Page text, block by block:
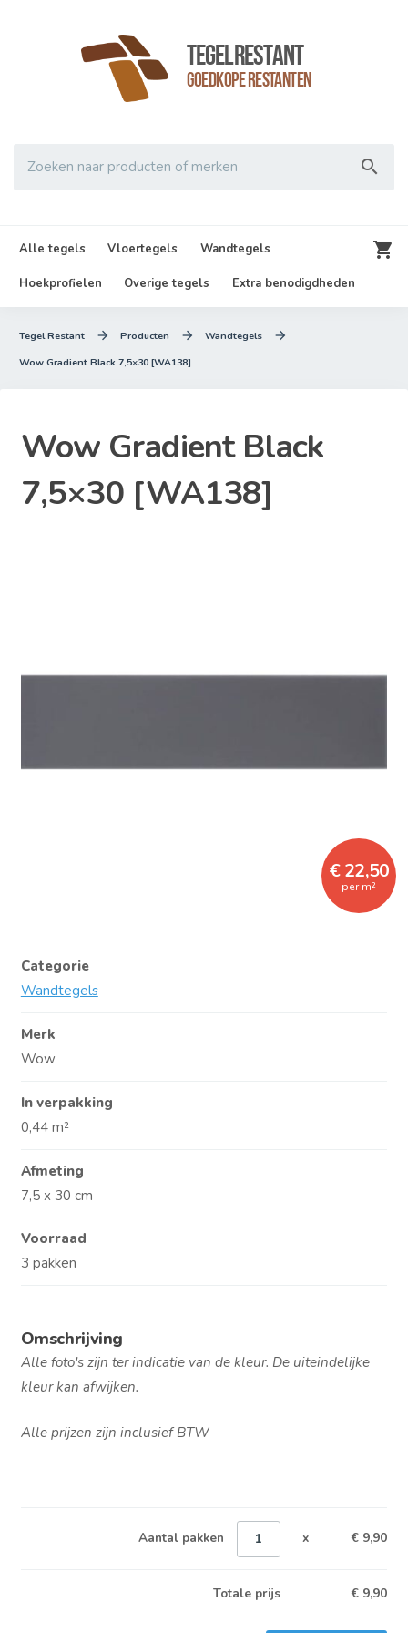
TegelRestant
Goedkope Restanten

Zoeken naar producten of merken
Alle tegels Vloertegels Wandtegels
Hoekprofielen Overige tegels Extra benodigdheden

Tegel Restant  Producten  Wandtegels 
Wow Gradient Black 7,5×30 [WA138]
Wow Gradient Black
7,5×30 [WA138]
€ 22,50
per m²
Categorie
Wandtegels
Merk
Wow
In verpakking
0,44 m²
Afmeting
7,5 x 30 cm
Voorraad
3 pakken
Omschrijving
Alle foto's zijn ter indicatie van de kleur. De uiteindelijke
kleur kan afwijken.
Alle prijzen zijn inclusief BTW
Aantal pakken x € 9,90
Totale prijs € 9,90